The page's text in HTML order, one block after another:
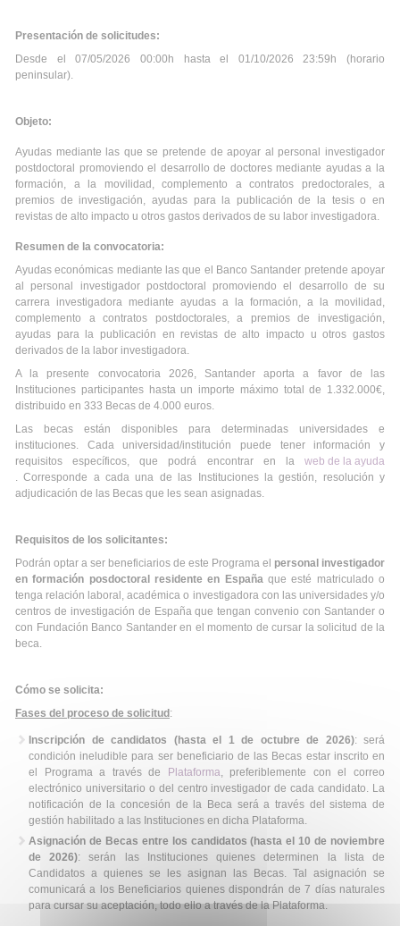
Presentación de solicitudes:
Desde el 07/05/2026 00:00h hasta el 01/10/2026 23:59h (horario
peninsular).
Objeto:
Ayudas mediante las que se pretende de apoyar al personal investigador
postdoctoral promoviendo el desarrollo de doctores mediante ayudas a la
formación, a la movilidad, complemento a contratos predoctorales, a
premios de investigación, ayudas para la publicación de la tesis o en
revistas de alto impacto u otros gastos derivados de su labor investigadora.
Resumen de la convocatoria:
Ayudas económicas mediante las que el Banco Santander pretende apoyar
al personal investigador postdoctoral promoviendo el desarrollo de su
carrera investigadora mediante ayudas a la formación, a la movilidad,
complemento a contratos postdoctorales, a premios de investigación,
ayudas para la publicación en revistas de alto impacto u otros gastos
derivados de la labor investigadora.
A la presente convocatoria 2026, Santander aporta a favor de las
Instituciones participantes hasta un importe máximo total de 1.332.000€,
distribuido en 333 Becas de 4.000 euros.
Las becas están disponibles para determinadas universidades e
instituciones. Cada universidad/institución puede tener información y
requisitos específicos, que podrá encontrar en la web de la ayuda
. Corresponde a cada una de las Instituciones la gestión, resolución y
adjudicación de las Becas que les sean asignadas.
Requisitos de los solicitantes:
Podrán optar a ser beneficiarios de este Programa el personal investigador
en formación posdoctoral residente en Españaque esté matriculado o
tenga relación laboral, académica o investigadora con las universidades y/o
centros de investigación de España que tengan convenio con Santander o
con Fundación Banco Santander en el momento de cursar la solicitud de la
beca.
Cómo se solicita:
Fases del proceso de solicitud :
Inscripción de candidatos (hasta el 1 de octubre de 2026): será
condición ineludible para ser beneficiario de las Becas estar inscrito en
el Programa a través de
Plataforma, preferiblemente con el correo
electrónico universitario o del centro investigador de cada candidato. La
notificación de la concesión de la Beca será a través del sistema de
gestión habilitado a las Instituciones en dicha Plataforma.
Asignación de Becas entre los candidatos (hasta el 10 de noviembre
de 2026): serán las Instituciones quienes determinen la lista de
Candidatos a quienes se les asignan las Becas. Tal asignación se
comunicará a los Beneficiarios quienes dispondrán de 7 días naturales
para cursar su aceptación, todo ello a través de la Plataforma.